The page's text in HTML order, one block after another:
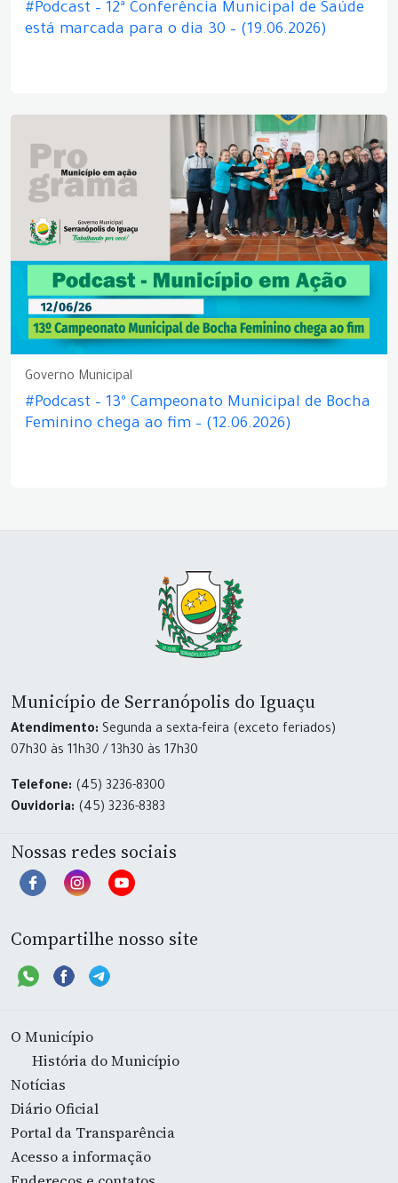
#Podcast – 12ª Conferência Municipal de Saúde
está marcada para o dia 30 – (19.06.2026)
Governo Municipal
#Podcast – 13º Campeonato Municipal de Bocha
Feminino chega ao fim – (12.06.2026)
Município de Serranópolis do Iguaçu
Atendimento: Segunda a sexta-feira (exceto feriados)
07h30 às 11h30 / 13h30 às 17h30
Telefone: (45) 3236-8300
Ouvidoria: (45) 3236-8383
Nossas redes sociais
Compartilhe nosso site
O Município
História do Município
Notícias
Diário Oficial
Portal da Transparência
Acesso a informação